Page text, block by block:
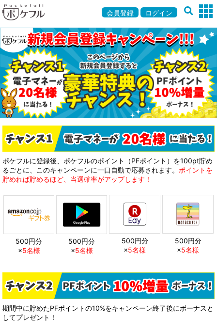
会員登録 ログイン
ポケフルに登録後、ポケフルのポイント（PFポイント）を100pt貯め
るごとに、このキャンペーンに一口自動で応募されます。 ポイントを
貯めれば貯めるほど、当選確率がアップします！
500円分
×5名様
500円分
×5名様
500円分
×5名様
500円分
×5名様
期間中に貯めたPFポイントの10%をキャンペーン終了後にボーナスと
してプレゼント！